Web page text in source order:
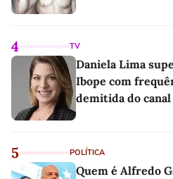
4 TV
Daniela Lima
Ibope com
demitida do canal
5 POLÍTICA
Quem é Alfredo